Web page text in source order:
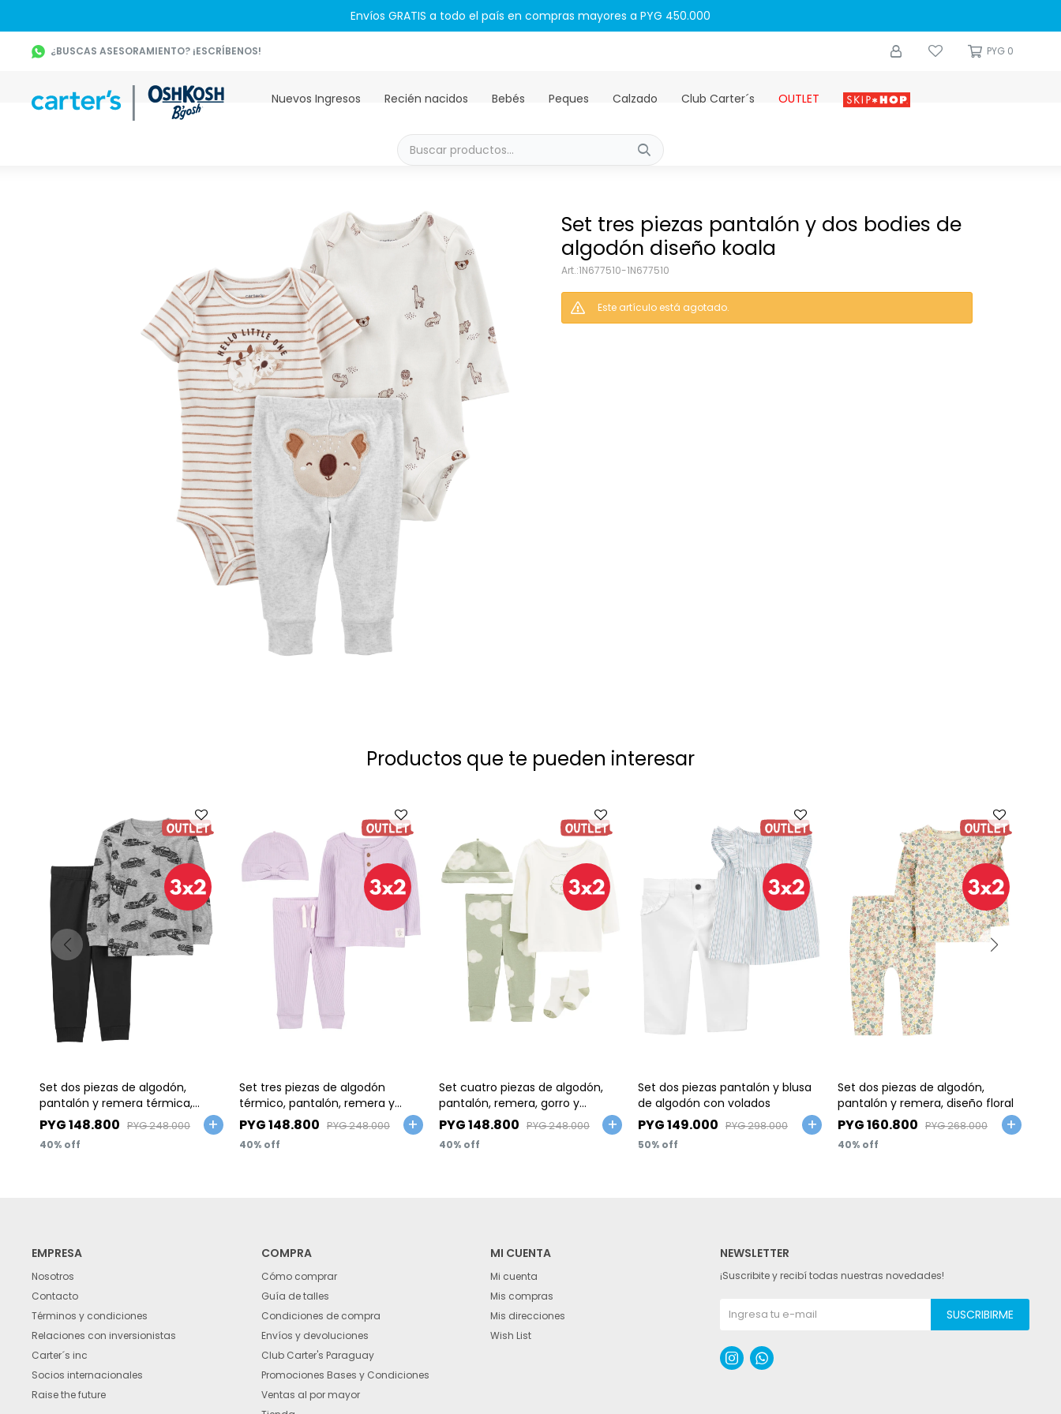
Envíos GRATIS a todo el país en compras mayores a PYG 450.000
Nuevos Ingresos Recién nacidos Bebés Peques Calzado Club Carter´s OUTLET Skip-hop
PYG 0
¿BUSCAS ASESORAMIENTO? ¡ESCRÍBENOS!
Set tres piezas pantalón y dos bodies de
algodón diseño koala
1N677510-1N677510
Este artículo está agotado.
Productos que te pueden interesar
Set dos piezas de algodón,
pantalón y remera térmica,
diseño transportes
PYG148.800 PYG248.000
40
Set tres piezas de algodón
térmico, pantalón, remera y
gorro
PYG148.800 PYG248.000
40
Set cuatro piezas de algodón,
pantalón, remera, gorro y
medias, diseño nube
PYG148.800 PYG248.000
40
Set dos piezas pantalón y blusa
de algodón con volados
PYG149.000 PYG298.000
50
Set dos piezas de algodón,
pantalón y remera, diseño floral
PYG160.800 PYG268.000
40
EMPRESA
Nosotros
Contacto
Términos y condiciones
Relaciones con inversionistas
Carter´s inc
Socios internacionales
Raise the future
COMPRA
Cómo comprar
Guía de talles
Condiciones de compra
Envíos y devoluciones
Club Carter's Paraguay
Promociones Bases y Condiciones
Ventas al por mayor
MI CUENTA
Mi cuenta
Mis compras
Mis direcciones
Wish List
NEWSLETTER
¡Suscribite y recibí todas nuestras novedades!
SUSCRIBIRME
 